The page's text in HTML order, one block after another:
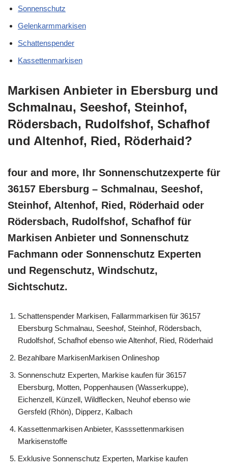
Sonnenschutz
Gelenkarmmarkisen
Schattenspender
Kassettenmarkisen
Markisen Anbieter in Ebersburg und
Schmalnau, Seeshof, Steinhof,
Rödersbach, Rudolfshof, Schafhof
und Altenhof, Ried, Röderhaid?
four and more, Ihr Sonnenschutzexperte für
36157 Ebersburg – Schmalnau, Seeshof,
Steinhof, Altenhof, Ried, Röderhaid oder
Rödersbach, Rudolfshof, Schafhof für
Markisen Anbieter und Sonnenschutz
Fachmann oder Sonnenschutz Experten
und Regenschutz, Windschutz,
Sichtschutz.
Schattenspender Markisen, Fallarmmarkisen für 36157
Ebersburg Schmalnau, Seeshof, Steinhof, Rödersbach,
Rudolfshof, Schafhof ebenso wie Altenhof, Ried, Röderhaid
Bezahlbare MarkisenMarkisen Onlineshop
Sonnenschutz Experten, Markise kaufen für 36157
Ebersburg, Motten, Poppenhausen (Wasserkuppe),
Eichenzell, Künzell, Wildflecken, Neuhof ebenso wie
Gersfeld (Rhön), Dipperz, Kalbach
Kassettenmarkisen Anbieter, Kasssettenmarkisen
Markisenstoffe
Exklusive Sonnenschutz Experten, Markise kaufen